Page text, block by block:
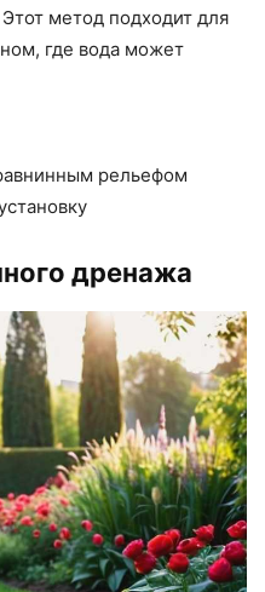
метод подходит для
где вода может
рельефом
дренажа